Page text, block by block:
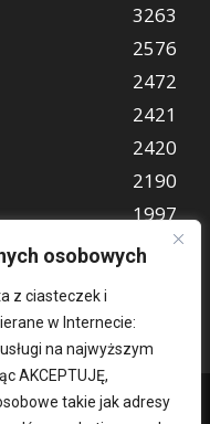
osobowych
z ciasteczek i
w Internecie:
na najwyższym
AKCEPTUJĘ,
takie jak adresy
3263
2576
2472
2421
2420
2190
1997
849